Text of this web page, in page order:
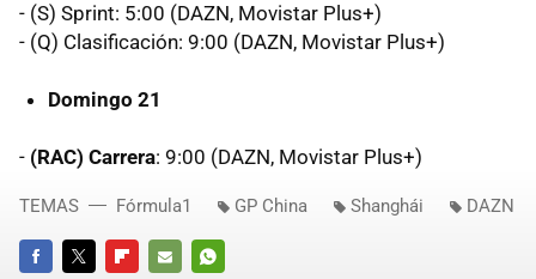
- (S) Sprint: 5:00 (DAZN, Movistar Plus+)
- (Q) Clasificación: 9:00 (DAZN, Movistar Plus+)
Domingo 21
- (RAC) Carrera: 9:00 (DAZN, Movistar Plus+)
TEMAS Fórmula1 GP China Shanghái DAZN